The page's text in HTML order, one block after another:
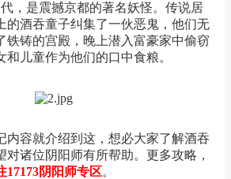
，是震撼京都的著名妖怪。传说居
的酒吞童子纠集了一伙恶鬼，他们无
铁铸的宫殿，晚上潜入富豪家中偷窃
和儿童作为他们的口中食粮。
内容就介绍到这，想必大家了解酒吞
对诸位阴阳师有所帮助。更多攻略，
17173阴阳师专区。